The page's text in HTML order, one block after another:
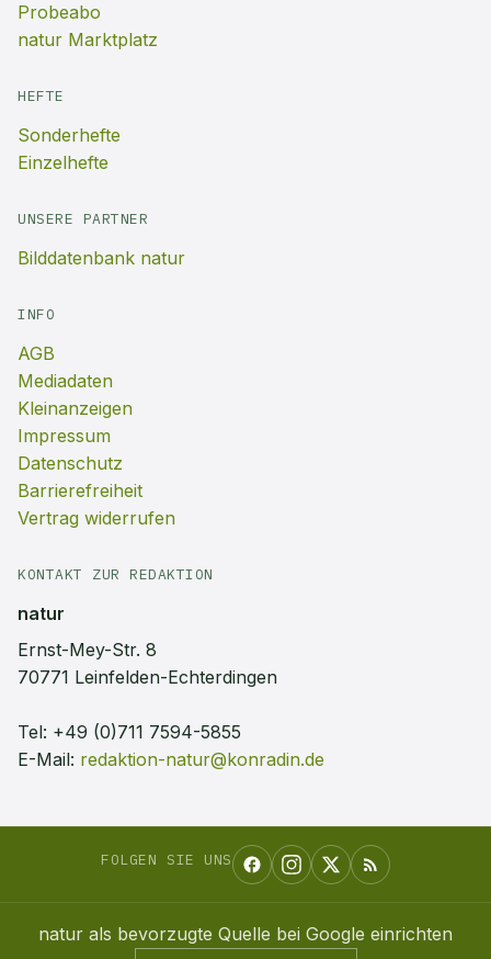
Probeabo
natur Marktplatz
HEFTE
Sonderhefte
Einzelhefte
UNSERE PARTNER
Bilddatenbank natur
INFO
AGB
Mediadaten
Kleinanzeigen
Impressum
Datenschutz
Barrierefreiheit
Vertrag widerrufen
KONTAKT ZUR REDAKTION
natur
Ernst-Mey-Str. 8
70771 Leinfelden-Echterdingen
Tel: +49 (0)711 7594-5855
E-Mail: redaktion-natur@konradin.de
FOLGEN SIE UNS
natur als bevorzugte Quelle bei Google einrichten